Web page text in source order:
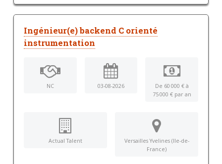
Ingénieur(e) backend C orienté
instrumentation
NC 03-08-2026
De 60 000 € à
75 000 € par an
Actual Talent
Versailles Yvelines (Ile-de-
France)